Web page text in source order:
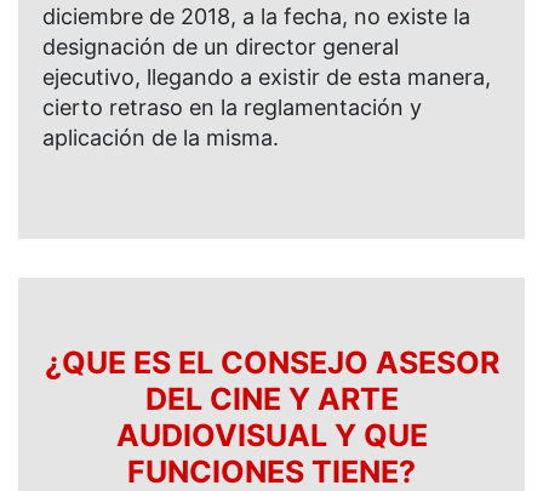
diciembre de 2018, a la fecha, no existe la
designación de un director general
ejecutivo, llegando a existir de esta manera,
cierto retraso en la reglamentación y
aplicación de la misma.
¿QUE ES EL CONSEJO ASESOR
DEL CINE Y ARTE
AUDIOVISUAL Y QUE
FUNCIONES TIENE?